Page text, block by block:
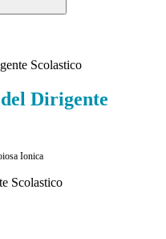
Scolastico
Dirigente
Ionica